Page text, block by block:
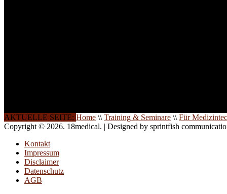
AKTUELLE SEITE: Home \\ Training & Seminare \\ Für
Copyright © 2026. 18medical. | Designed by sprintfish
Kontakt
Impressum
Disclaimer
Datenschutz
AGB